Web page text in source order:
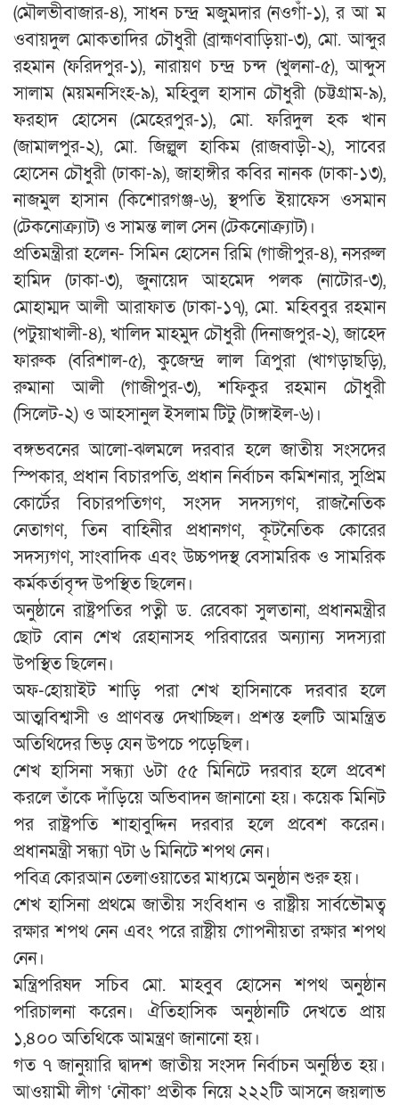
(মৌলভীবাজার-৪), সাধন চন্দ্র মজুমদার (নওগাঁ-১), র আ ম
ওবায়দুল মোকতাদির চৌধুরী (ব্রাহ্মণবাড়িয়া-৩), মো. আব্দুর
রহমান (ফরিদপুর-১), নারায়ণ চন্দ্র চন্দ (খুলনা-৫), আব্দুস
সালাম (ময়মনসিংহ-৯), মহিবুল হাসান চৌধুরী (চট্টগ্রাম-৯),
ফরহাদ হোসেন (মেহেরপুর-১), মো. ফরিদুল হক খান
(জামালপুর-২), মো. জিল্লুল হাকিম (রাজবাড়ী-২), সাবের
হোসেন চৌধুরী (ঢাকা-৯), জাহাঙ্গীর কবির নানক (ঢাকা-১৩),
নাজমুল হাসান (কিশোরগঞ্জ-৬), স্থপতি ইয়াফেস ওসমান
(টেকনোক্র্যাট) ও সামন্ত লাল সেন (টেকনোক্র্যাট)।
প্রতিমন্ত্রীরা হলেন- সিমিন হোসেন রিমি (গাজীপুর-৪), নসরুল
হামিদ (ঢাকা-৩), জুনায়েদ আহমেদ পলক (নাটোর-৩),
মোহাম্মদ আলী আরাফাত (ঢাকা-১৭), মো. মহিববুর রহমান
(পটুয়াখালী-৪), খালিদ মাহমুদ চৌধুরী (দিনাজপুর-২), জাহেদ
ফারুক (বরিশাল-৫), কুজেন্দ্র লাল ত্রিপুরা (খাগড়াছড়ি),
রুমানা আলী (গাজীপুর-৩), শফিকুর রহমান চৌধুরী
(সিলেট-২) ও আহসানুল ইসলাম টিটু (টাঙ্গাইল-৬)।
বঙ্গভবনের আলো-ঝলমলে দরবার হলে জাতীয় সংসদের
স্পিকার, প্রধান বিচারপতি, প্রধান নির্বাচন কমিশনার, সুপ্রিম
কোর্টের বিচারপতিগণ, সংসদ সদস্যগণ, রাজনৈতিক
নেতাগণ, তিন বাহিনীর প্রধানগণ, কূটনৈতিক কোরের
সদস্যগণ, সাংবাদিক এবং উচ্চপদস্থ বেসামরিক ও সামরিক
কর্মকর্তাবৃন্দ উপস্থিত ছিলেন।
অনুষ্ঠানে রাষ্ট্রপতির পত্নী ড. রেবেকা সুলতানা, প্রধানমন্ত্রীর
ছোট বোন শেখ রেহানাসহ পরিবারের অন্যান্য সদস্যরা
উপস্থিত ছিলেন।
অফ-হোয়াইট শাড়ি পরা শেখ হাসিনাকে দরবার হলে
আত্মবিশ্বাসী ও প্রাণবন্ত দেখাচ্ছিল। প্রশস্ত হলটি আমন্ত্রিত
অতিথিদের ভিড় যেন উপচে পড়েছিল।
শেখ হাসিনা সন্ধ্যা ৬টা ৫৫ মিনিটে দরবার হলে প্রবেশ
করলে তাঁকে দাঁড়িয়ে অভিবাদন জানানো হয়। কয়েক মিনিট
পর রাষ্ট্রপতি শাহাবুদ্দিন দরবার হলে প্রবেশ করেন।
প্রধানমন্ত্রী সন্ধ্যা ৭টা ৬ মিনিটে শপথ নেন।
পবিত্র কোরআন তেলাওয়াতের মাধ্যমে অনুষ্ঠান শুরু হয়।
শেখ হাসিনা প্রথমে জাতীয় সংবিধান ও রাষ্ট্রীয় সার্বভৌমত্ব
রক্ষার শপথ নেন এবং পরে রাষ্ট্রীয় গোপনীয়তা রক্ষার শপথ
নেন।
মন্ত্রিপরিষদ সচিব মো. মাহবুব হোসেন শপথ অনুষ্ঠান
পরিচালনা করেন। ঐতিহাসিক অনুষ্ঠানটি দেখতে প্রায়
১,৪০০ অতিথিকে আমন্ত্রণ জানানো হয়।
গত ৭ জানুয়ারি দ্বাদশ জাতীয় সংসদ নির্বাচন অনুষ্ঠিত হয়।
আওয়ামী লীগ ‘নৌকা’ প্রতীক নিয়ে ২২২টি আসনে জয়লাভ